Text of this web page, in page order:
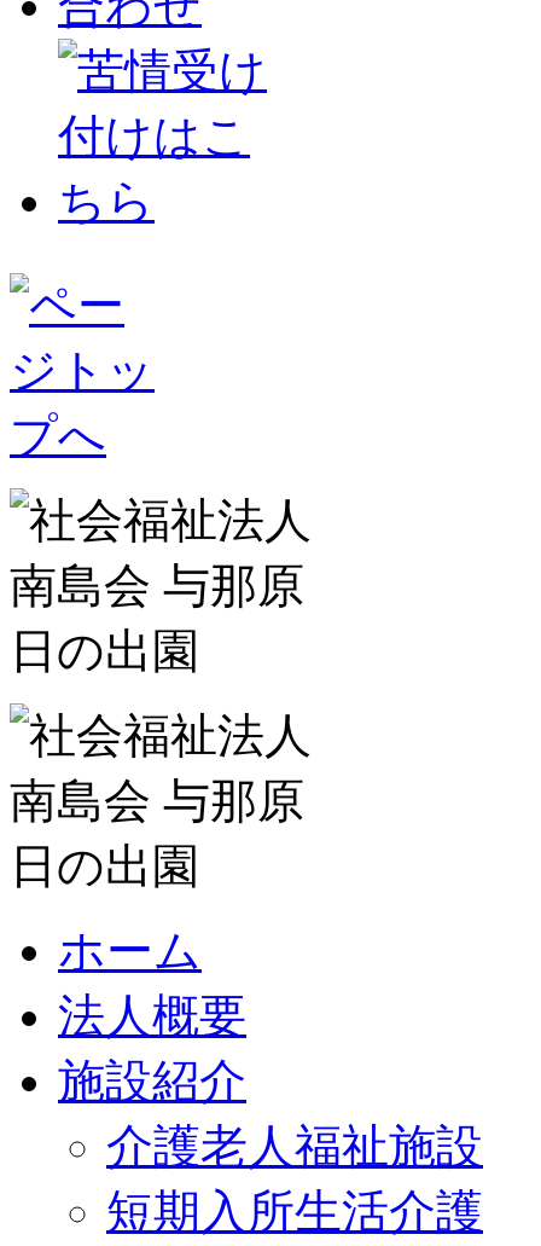
ホーム
法人概要
施設紹介
介護老人福祉施設
短期入所生活介護